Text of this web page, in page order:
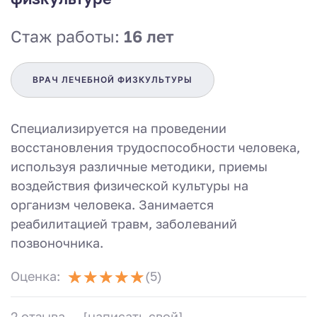
Стаж работы: 16 лет
ВРАЧ ЛЕЧЕБНОЙ ФИЗКУЛЬТУРЫ
Специализируется на проведении
восстановления трудоспособности человека,
используя различные методики, приемы
воздействия физической культуры на
организм человека. Занимается
реабилитацией травм, заболеваний
позвоночника.
Оценка: (5)